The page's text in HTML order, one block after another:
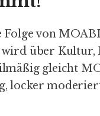
von
über Kultur,
gleicht
locker